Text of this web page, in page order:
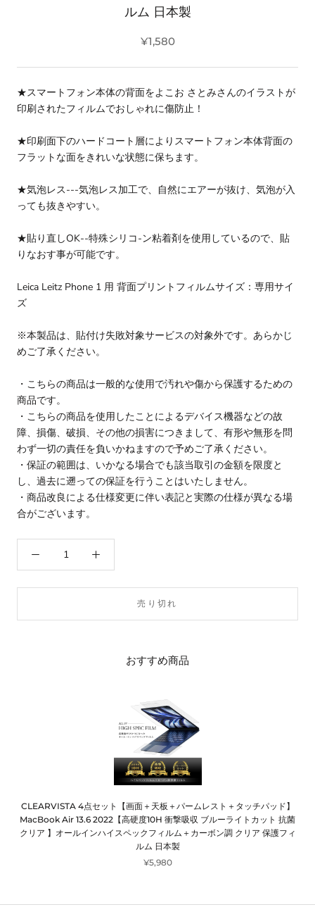
ルム 日本製
¥1,580
★スマートフォン本体の背面をよこお さとみさんのイラストが
印刷されたフィルムでおしゃれに傷防止！
★印刷面下のハードコート層によりスマートフォン本体背面の
フラットな面をきれいな状態に保ちます。
★気泡レス---気泡レス加工で、自然にエアーが抜け、気泡が入
っても抜きやすい。
★貼り直しOK--特殊シリコ-ン粘着剤を使用しているので、貼
りなおす事が可能です。
Leica Leitz Phone 1 用 背面プリントフィルムサイズ：専用サイ
ズ
※本製品は、貼付け失敗対象サービスの対象外です。あらかじ
めご了承ください。
・こちらの商品は一般的な使用で汚れや傷から保護するための
商品です。
・こちらの商品を使用したことによるデバイス機器などの故
障、損傷、破損、その他の損害につきまして、有形や無形を問
わず一切の責任を負いかねますので予めご了承ください。
・保証の範囲は、いかなる場合でも該当取引の金額を限度と
し、過去に遡っての保証を行うことはいたしません。
・商品改良による仕様変更に伴い表記と実際の仕様が異なる場
合がございます。
売り切れ
おすすめ商品
CLEARVISTA 4点セット【画面＋天板＋パームレスト＋タッチパッド】
MacBook Air 13.6 2022【高硬度10H 衝撃吸収 ブルーライトカット 抗菌
クリア 】オールインハイスペックフィルム＋カーボン調 クリア 保護フィ
ルム 日本製
¥5,980